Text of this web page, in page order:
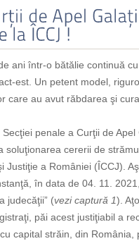
ani într-o bătălie continuă
est. Un petent model,
care au avut răbdarea şi
penale a Curţii de
soluţionarea cererii de
Justiţie a României (ÎCCJ).
în data de 04. 11.
judecăţii” (vezi captură 1).
păi acest justiţiabil a
capital străin, din România,